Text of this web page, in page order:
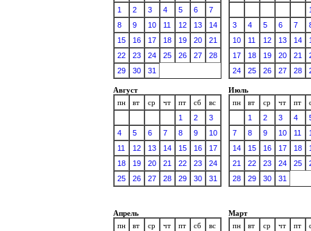
1
2 3 4 5 6
7
8
9 10 11 12 13
14
15
16 17 18 19 20
21
22
23 24 25 26 27
28
29
30 31
3
4 5 6 7
10
11 12 13 14
17
18 19 20 21
24
25 26 27 28
Август
пн
вт ср чт пт сб
вс
1
2
3
4
5 6 7 8 9
10
11
12 13 14 15 16
17
18
19 20 21 22 23
24
25
26 27 28 29 30 31
Июль
пн
вт ср чт пт
1
2 3 4
7
8 9 10 11
14
15 16 17 18
21
22 23 24 25
28
29 30 31
Апрель
пн
вт ср чт пт сб
вс
Март
пн
вт ср чт пт